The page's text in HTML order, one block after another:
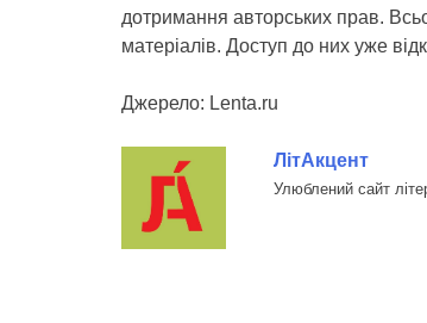
дотримання авторських прав.
матеріалів. Доступ до них уже
Джерело: Lenta.ru
ЛітАкцент
Улюблений сайт